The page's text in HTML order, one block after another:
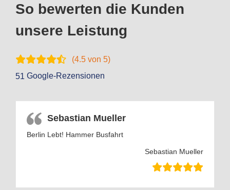
So bewerten die Kunden
unsere Leistung
(4.5 von 5)
51 Google-Rezensionen
Sebastian Mueller
Berlin Lebt! Hammer Busfahrt
Sebastian Mueller